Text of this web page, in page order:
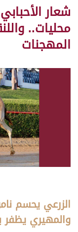
شعار
محليات..
المهجنات
الزرعي يحسم
والمهيري يظفر